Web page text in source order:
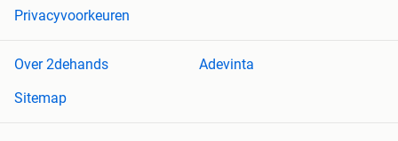
Privacyvoorkeuren
Over 2dehands
Adevinta
Sitemap